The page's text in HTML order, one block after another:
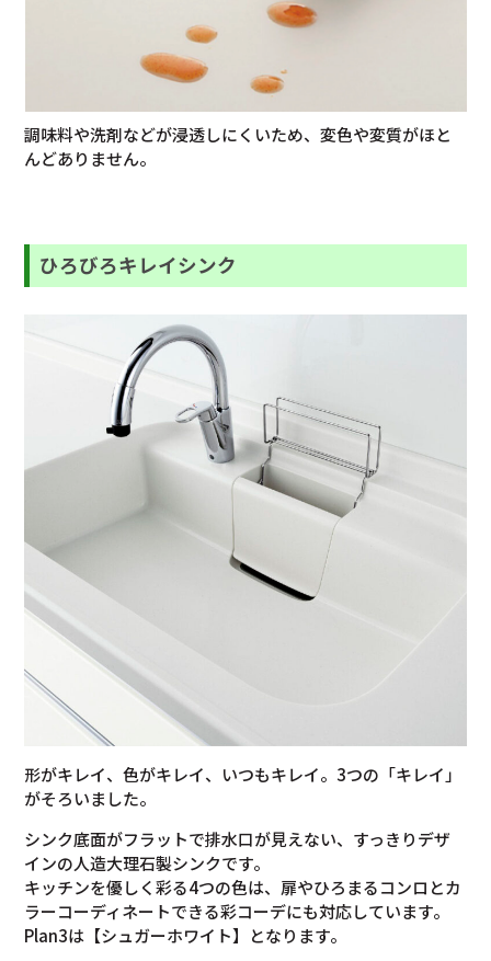
調味料や洗剤などが浸透しにくいため、変色や変質がほと
んどありません。
ひろびろキレイシンク
形がキレイ、色がキレイ、いつもキレイ。3つの「キレイ」
がそろいました。
シンク底面がフラットで排水口が見えない、すっきりデザ
インの人造大理石製シンクです。
キッチンを優しく彩る4つの色は、扉やひろまるコンロとカ
ラーコーディネートできる彩コーデにも対応しています。
Plan3は【シュガーホワイト】となります。